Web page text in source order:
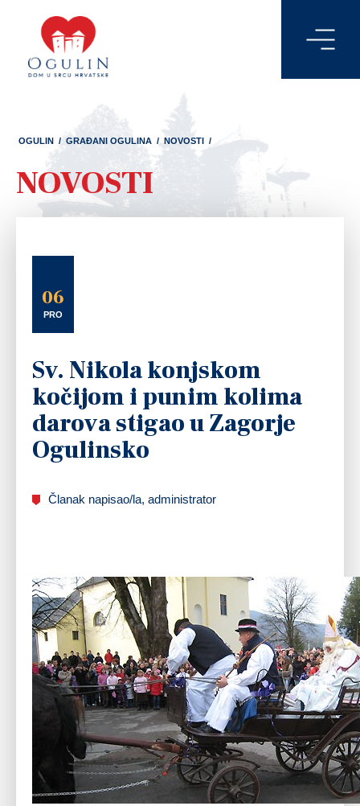
OGULIN / GRAĐANI OGULINA / NOVOSTI /
NOVOSTI
06
PRO
Sv. Nikola konjskom
kočijom i punim kolima
darova stigao u Zagorje
Ogulinsko
Članak napisao/la, administrator